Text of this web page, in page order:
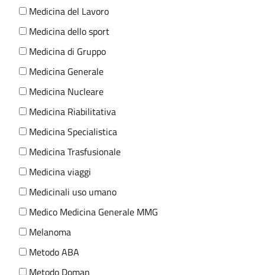
Medicina del Lavoro
Medicina dello sport
Medicina di Gruppo
Medicina Generale
Medicina Nucleare
Medicina Riabilitativa
Medicina Specialistica
Medicina Trasfusionale
Medicina viaggi
Medicinali uso umano
Medico Medicina Generale MMG
Melanoma
Metodo ABA
Metodo Doman